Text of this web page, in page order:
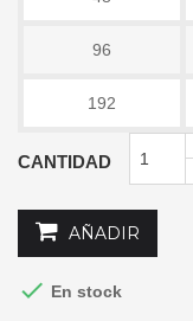
96
192
CANTIDAD
AÑADIR
 En stock